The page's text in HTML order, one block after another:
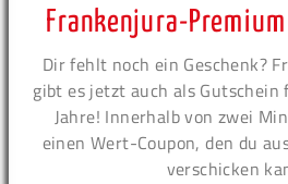
Frankenjura-
Dir fehlt noch ein Geschenk?
gibt es jetzt auch als Gutschein
Jahre! Innerhalb von zwei
einen Wert-Coupon, den du
verschicken